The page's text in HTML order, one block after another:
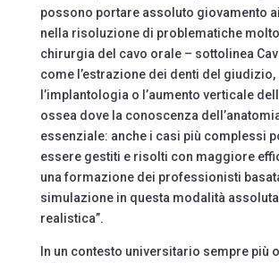
possono portare assoluto giovamento
nella risoluzione di problematiche
chirurgia del cavo orale – sottolinea
come l’estrazione dei denti del giudizio,
l’implantologia o l’aumento verticale
ossea dove la conoscenza
essenziale: anche i casi più complessi
essere gestiti e risolti con maggiore
una formazione dei professionisti
simulazione in questa modalità
realistica”.
In un contesto universitario sempre più